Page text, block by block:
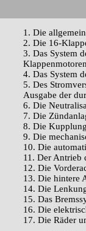
1. Die
2. Die 16-
3. Das System
4. Das System
5. Des
Ausgabe der
6. Die
7. Die
8. Die Kupplung
9. Die
10. Die
11. Der Antrieb
12. Die
13. Die hintere
14. Die
15. Das
16. Die
17. Die Räder